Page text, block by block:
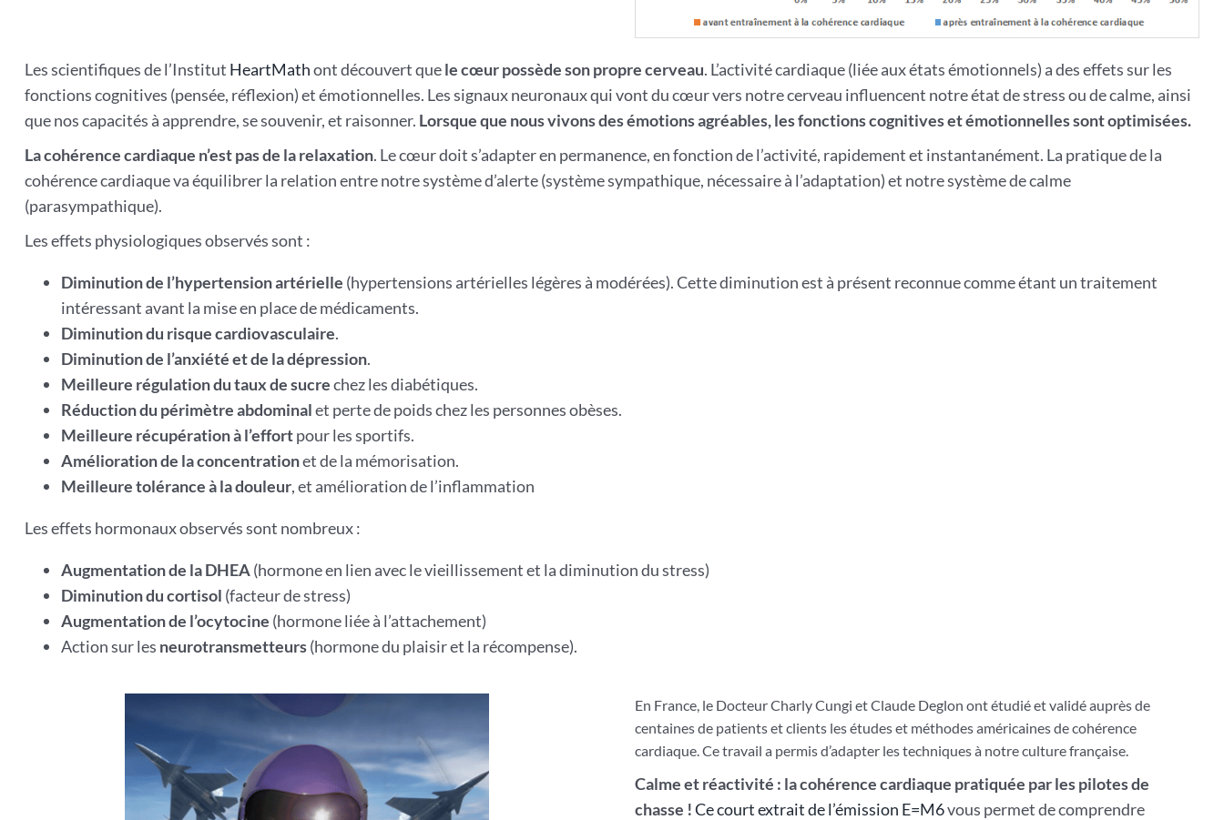
Les scientifiques de l’Institut HeartMathont découvert quele cœur possède son propre cerveau. L’activité cardiaque (liée aux états émotionnels) a des effets sur les
fonctions cognitives (pensée, réflexion) et émotionnelles. Les signaux neuronaux qui vont du cœur vers notre cerveau influencent notre état de stress ou de calme, ainsi
que nos capacités à apprendre, se souvenir, et raisonner. Lorsque que nous vivons des émotions agréables, les fonctions cognitives et émotionnelles sont optimisées.
La cohérence cardiaque n’est pas de la relaxation. Le cœur doit s’adapter en permanence, en fonction de l’activité, rapidement et instantanément. La pratique de la
cohérence cardiaque va équilibrer la relation entre notre système d’alerte (système sympathique, nécessaire à l’adaptation) et notre système de calme
(parasympathique).
Les effets physiologiques observés sont :
Diminution de l’hypertension artérielle (hypertensions artérielles légères à modérées). Cette diminution est à présent reconnue comme étant un traitement
intéressant avant la mise en place de médicaments.
Diminution du risque cardiovasculaire.
Diminution de l’anxiété et de la dépression.
Meilleure régulation du taux de sucrechez les diabétiques.
Réduction du périmètre abdominalet perte de poids chez les personnes obèses.
Meilleure récupération à l’effortpour les sportifs.
Amélioration de la concentrationet de la mémorisation.
Meilleure tolérance à la douleur, et amélioration de l’inflammation
Les effets hormonaux observés sont nombreux :
Augmentation de la DHEA(hormone en lien avec le vieillissement et la diminution du stress)
Diminution du cortisol (facteur de stress)
Augmentation de l’ocytocine (hormone liée à l’attachement)
Action sur les neurotransmetteurs(hormone du plaisir et la récompense).
En France, le Docteur Charly Cungi et Claude Deglon ont étudié et validé auprès de
centaines de patients et clients les études et méthodes américaines de cohérence
cardiaque. Ce travail a permis d’adapter les techniques à notre culture française.
Calme et réactivité : la cohérence cardiaque pratiquée par les pilotes de
chasse !Ce court extrait de l’émission E=M6vous permet de comprendre